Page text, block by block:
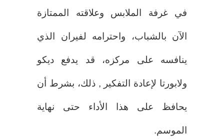
في غرفة الملابس وعلاقته الممتازة
الآن بالشباب، واحترامه لفيران الذي
ينافسه على مركزه، قد يدفع ديكو
ولابورتا لإعادة التفكير , ذلك، بشرط أن
يحافظ على هذا الأداء حتى نهاية
الموسم.